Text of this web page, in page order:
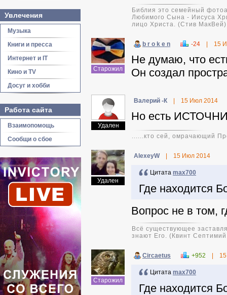
Увлечения
Музыка
Книги и пресса
Интернет и IT
Кино и TV
Досуг и хобби
Работа сайта
Взаимопомощь
Сообщи о сбое
Библия это семейный
Любимого Сына - Иисуса
лицо Христа. (Стив МакВей)
Старожил
b r o k e n -24 15
Не думаю, что
Он создал
Удален
Валерий -К 15 Июл 2014
Но есть
......кто сей, омрачающий
Удален
AlexeyW 15 Июл 2014
Цитата max700
Где находится
Вопрос не в том,
Всё существующее
знают Его. (Квинт
Старожил
Circaetus +952
Цитата max700
Где находится